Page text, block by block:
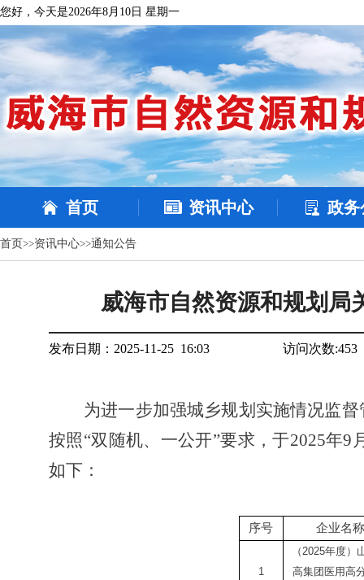
您好，今天是2026年8月10日 星期一
首页 资讯中心 政务
首页>>资讯中心>>通知公告
威海市自然资源和规划局
发布日期：2025-11-25 16:03 访问次数:453
为进一步加强城乡规划实施情况监
按照“双随机、一公开”要求，于2025年
如下：
序号 企业名称
1
（2025年度）
高集团医用高